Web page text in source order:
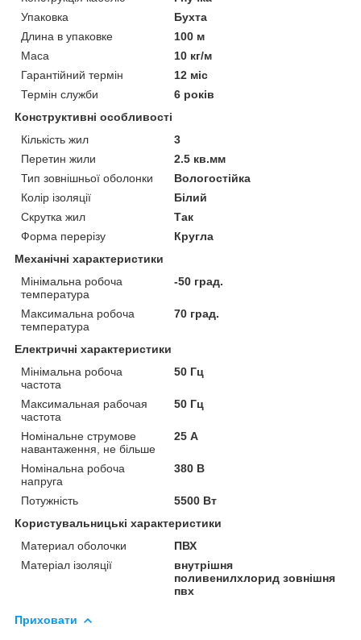
Упаковка
Бухта
Длина в упаковке
100 м
Маса
10 кг/м
Гарантійний термін
12 міс
Термін служби
6 років
Конструктивні особливості
Кількість жил
3
Перетин жили
2.5 кв.мм
Тип зовнішньої оболонки
Вологостійка
Колір ізоляції
Білий
Скрутка жил
Так
Форма перерізу
Кругла
Механічні характеристики
Мінімальна робоча
температура
-50 град.
Максимальна робоча
температура
70 град.
Електричні характеристики
Мінімальна робоча
частота
50 Гц
Максимальная рабочая
частота
50 Гц
Номінальне струмове
навантаження, не більше
25 А
Номінальна робоча
напруга
380 В
Потужність
5500 Вт
Користувальницькі характеристики
Материал оболочки
ПВХ
Матеріал ізоляції
внутрішня
поливенилхлорид зовнішня
пвх
Приховати